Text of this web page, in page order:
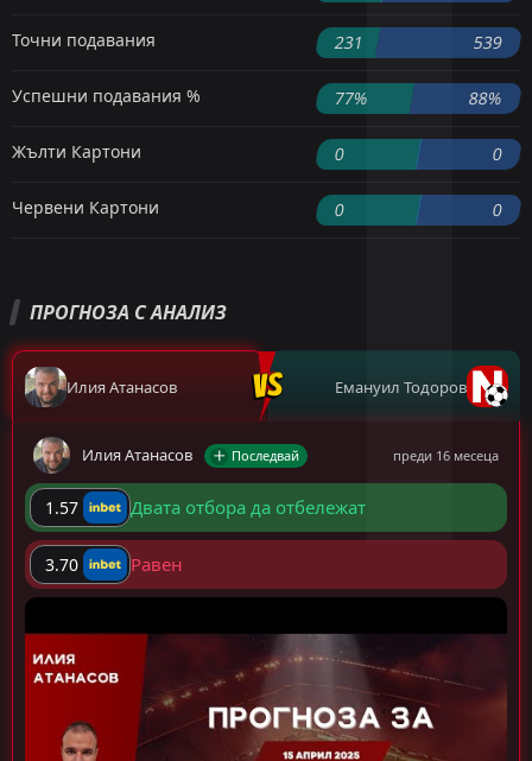
Точни подавания 231 539
Успешни подавания % 77% 88%
Жълти Картони 0 0
Червени Картони 0 0
ПРОГНОЗА С АНАЛИЗ
Илия Атанасов Емануил Тодоров
Илия Атанасов Последвай преди 16 месеца
1.57 Двата отбора да отбележат
3.70 Равен